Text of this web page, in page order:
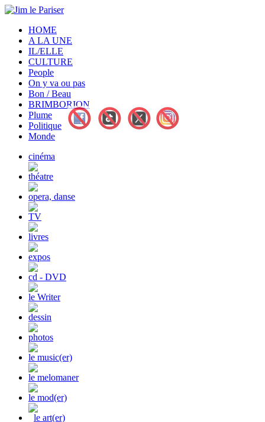
HOME
A LA UNE
IL/ELLE
CULTURE
People
On y va ou pas
Bon / Beau
BRIMBORION
Plume
Politique
Monde
cinéma
théatre
opera, danse
TV
livres
expos
cd - DVD
le Writer
dessin
photos
le music(er)
le melomaner
le mod(er)
le art(er)